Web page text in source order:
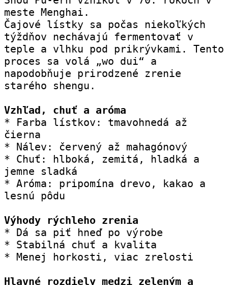
meste Menghai.
Čajové lístky sa počas niekoľkých
týždňov nechávajú fermentovať v
teple a vlhku pod prikrývkami. Tento
proces sa volá „wo dui“ a
napodobňuje prirodzené zrenie
starého shengu.
Vzhľad, chuť a aróma
* Farba lístkov: tmavohnedá až
čierna
* Nálev: červený až mahagónový
* Chuť: hlboká, zemitá, hladká a
jemne sladká
* Aróma: pripomína drevo, kakao a
lesnú pôdu
Výhody rýchleho zrenia
* Dá sa piť hneď po výrobe
* Stabilná chuť a kvalita
* Menej horkosti, viac zrelosti
Hlavné rozdiely medzi zeleným a